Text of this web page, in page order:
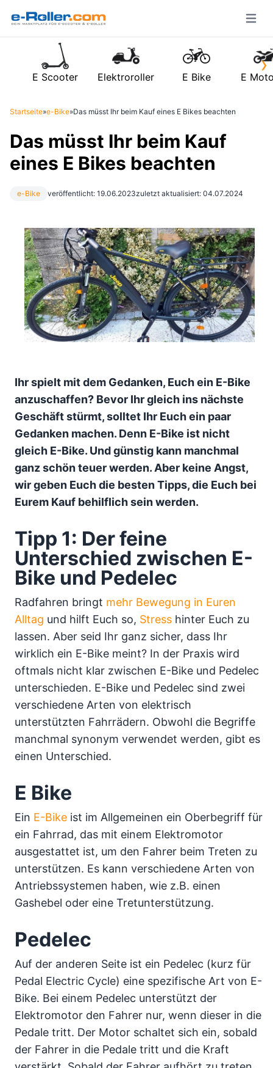
Open
›
E Scooter Elektroroller E Bike E
Startseite»e-Bike»Das müsst Ihr beim Kauf eines E Bikes beachten
Das müsst Ihr beim Kauf
eines E Bikes beachten
e-Bike veröffentlicht: 19.06.2023zuletzt aktualisiert: 04.07.2024
Ihr spielt mit dem Gedanken, Euch ein E-Bike
anzuschaffen? Bevor Ihr gleich ins nächste
Geschäft stürmt, solltet Ihr Euch ein paar
Gedanken machen. Denn E-Bike ist nicht
gleich E-Bike. Und günstig kann manchmal
ganz schön teuer werden. Aber keine Angst,
wir geben Euch die besten Tipps, die Euch bei
Eurem Kauf behilflich sein werden.
Tipp 1: Der feine
Unterschied zwischen E-
Bike und Pedelec
Radfahren bringt mehr Bewegung in Euren
Alltag und hilft Euch so, Stress hinter Euch zu
lassen. Aber seid Ihr ganz sicher, dass Ihr
wirklich ein E-Bike meint? In der Praxis wird
oftmals nicht klar zwischen E-Bike und Pedelec
unterschieden. E-Bike und Pedelec sind zwei
verschiedene Arten von elektrisch
unterstützten Fahrrädern. Obwohl die Begriffe
manchmal synonym verwendet werden, gibt es
einen Unterschied.
E Bike
Ein E-Bike ist im Allgemeinen ein Oberbegriff für
ein Fahrrad, das mit einem Elektromotor
ausgestattet ist, um den Fahrer beim Treten zu
unterstützen. Es kann verschiedene Arten von
Antriebssystemen haben, wie z.B. einen
Gashebel oder eine Tretunterstützung.
Pedelec
Auf der anderen Seite ist ein Pedelec (kurz für
Pedal Electric Cycle) eine spezifische Art von E-
Bike. Bei einem Pedelec unterstützt der
Elektromotor den Fahrer nur, wenn dieser in die
Pedale tritt. Der Motor schaltet sich ein, sobald
der Fahrer in die Pedale tritt und die Kraft